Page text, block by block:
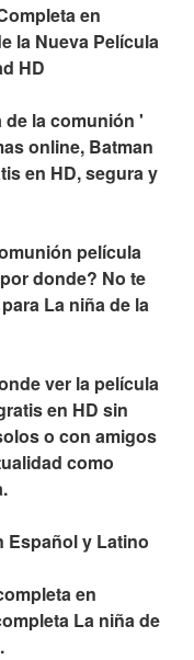
en
la Nueva Película
HD
de la comunión '
online, Batman
en HD, segura y
película
donde? No te
La niña de la
ver la película
en HD sin
o con amigos
como
Español y Latino
en
La niña de